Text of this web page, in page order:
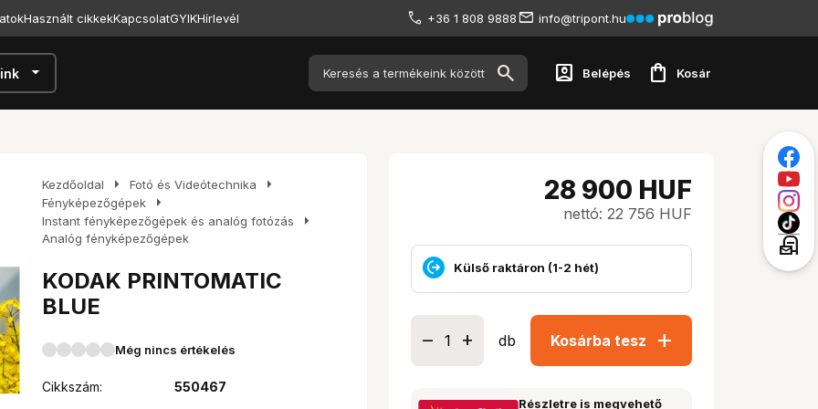
Használt cikkekKapcsolatGYIKHírlevél +36 1 808 9888 info@tripont.hu
arrow_drop_down account_box Belépés shopping_bag Kosár
Kezdőoldal arrow_right Fotó és Videótechnika arrow_right
Fényképezőgépek arrow_right
Instant fényképezőgépek és analóg fotózás arrow_right
Analóg fényképezőgépek
KODAK PRINTOMATIC
BLUE
Még nincs értékelés
Cikkszám:
550467
28 900 HUF
nettó: 22 756 HUF
Külső raktáron (1-2 hét)
db Kosárba tesz add
Részletre is megvehető
local_post_office